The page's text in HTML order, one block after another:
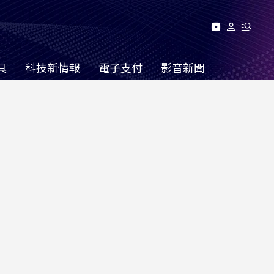
科技新情報 電子支付 影音新聞